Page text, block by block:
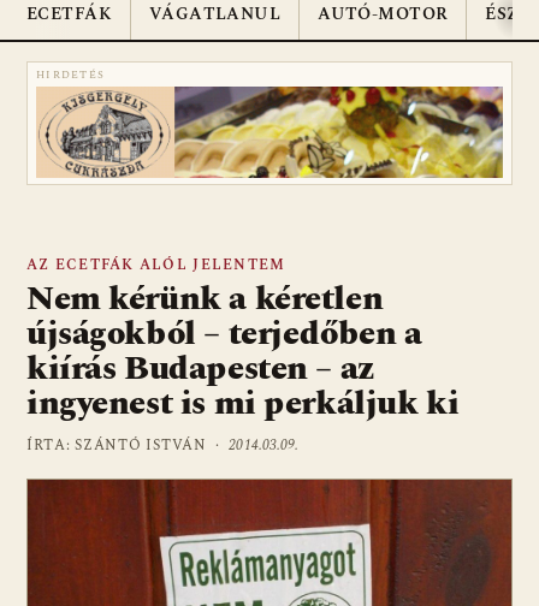
ECETFÁK VÁGATLANUL AUTÓ-MOTOR
HIRDETÉS
AZ ECETFÁK ALÓL JELENTEM
Nem kérünk a kéretlen
újságokból – terjedőben a
kiírás Budapesten – az
ingyenest is mi perkáljuk ki
ÍRTA: SZÁNTÓ ISTVÁN ·2014.03.09.